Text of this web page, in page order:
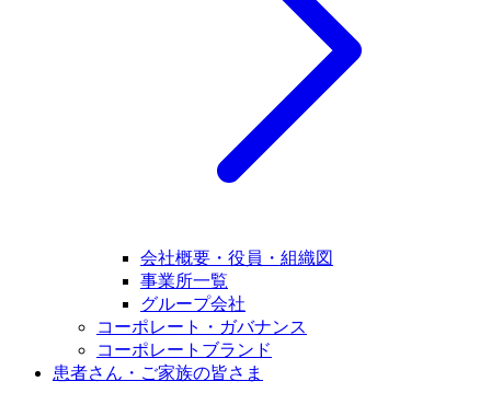
会社概要・役員・組織図
事業所一覧
グループ会社
コーポレート・ガバナンス
コーポレートブランド
患者さん・ご家族の皆さま